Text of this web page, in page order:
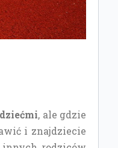
, ale gdzie
i znajdziecie